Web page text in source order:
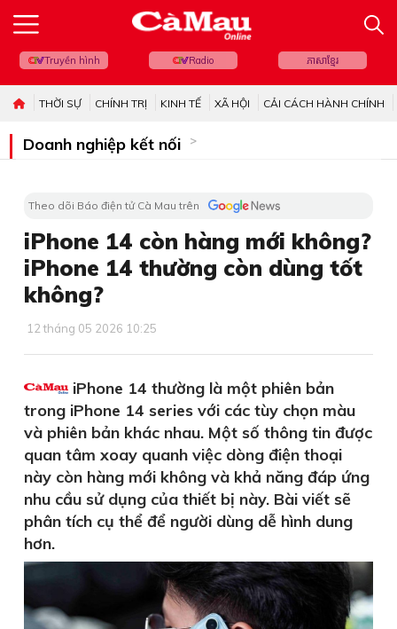
Truyền hình Radio ភាសាខ្មែរ
THỜI SỰ CHÍNH TRỊ KINH TẾ XÃ HỘI CẢI CÁCH HÀNH CHÍNH
Doanh nghiệp kết nối
Theo dõi Báo điện tử Cà Mau trên
iPhone 14 còn hàng mới không?
iPhone 14 thường còn dùng tốt
không?
12 tháng 05 2026 10:25
iPhone 14 thường là một phiên bản
trong iPhone 14 series với các tùy chọn màu
và phiên bản khác nhau. Một số thông tin được
quan tâm xoay quanh việc dòng điện thoại
này còn hàng mới không và khả năng đáp ứng
nhu cầu sử dụng của thiết bị này. Bài viết sẽ
phân tích cụ thể để người dùng dễ hình dung
hơn.